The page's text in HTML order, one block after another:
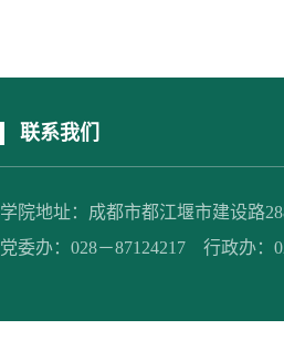
联系我们
学院地址：成都市都江堰市建设路
党委办：028－87124217 行政办：